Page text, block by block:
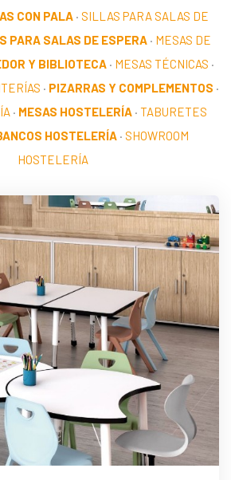
CON PALA · SILLAS PARA SALAS DE
PARA SALAS DE ESPERA · MESAS DE
Y BIBLIOTECA · MESAS TÉCNICAS ·
· PIZARRAS Y COMPLEMENTOS ·
· MESAS HOSTELERÍA · TABURETES
HOSTELERÍA · SHOWROOM
HOSTELERÍA